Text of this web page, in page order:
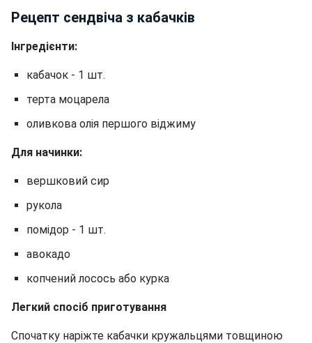
Рецепт сендвіча з кабачків
Інгредієнти:
кабачок - 1 шт.
терта моцарела
оливкова олія першого віджиму
Для начинки:
вершковий сир
рукола
помідор - 1 шт.
авокадо
копчений лосось або курка
Легкий спосіб приготування
Спочатку наріжте кабачки кружальцями товщиною